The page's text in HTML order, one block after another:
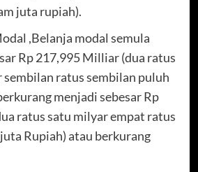
juta rupiah).
,Belanja modal semula
Rp 217,995 Milliar (dua ratus
ratus sembilan puluh
menjadi sebesar Rp
ratus satu milyar empat ratus
Rupiah) atau berkurang